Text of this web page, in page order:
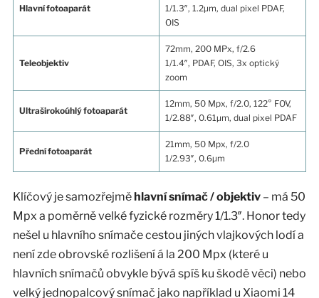
Hlavní fotoaparát
1/1.3″, 1.2µm, dual pixel PDAF,
OIS
Teleobjektiv
72mm, 200 MPx, f/2.6
1/1.4″, PDAF, OIS, 3x optický
zoom
Ultraširokoúhlý fotoaparát
12mm, 50 Mpx, f/2.0, 122° FOV,
1/2.88″, 0.61µm, dual pixel PDAF
Přední fotoaparát
21mm, 50 Mpx, f/2.0
1/2.93″, 0.6µm
Klíčový je samozřejměhlavní snímač / objektiv– má 50
Mpx a poměrně velké fyzické rozměry 1/1.3″. Honor tedy
nešel u hlavního snímače cestou jiných vlajkových lodí a
není zde obrovské rozlišení á la 200 Mpx (které u
hlavních snímačů obvykle bývá spíš ku škodě věci) nebo
velký jednopalcový snímač jako například u Xiaomi 14